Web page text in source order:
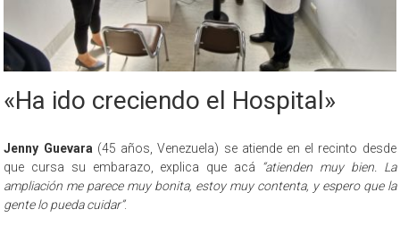
«Ha ido creciendo el Hospital»
Jenny Guevara (45 años, Venezuela) se atiende en el recinto desde
que cursa su embarazo, explica que acá “atienden muy bien. La
ampliación me parece muy bonita, estoy muy contenta, y espero que la
gente lo pueda cuidar”.